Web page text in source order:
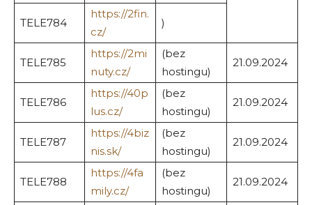
TELE784
https://2fin.
cz/
)
TELE785
https://2mi
nuty.cz/
(bez
hostingu)
21.09.2024
TELE786
https://40p
lus.cz/
(bez
hostingu)
21.09.2024
TELE787
https://4biz
nis.sk/
(bez
hostingu)
21.09.2024
TELE788
https://4fa
mily.cz/
(bez
hostingu)
21.09.2024